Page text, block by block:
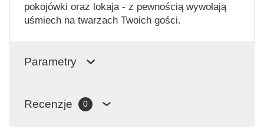
pokojówki oraz lokaja - z pewnością wywołają
uśmiech na twarzach Twoich gości.
Parametry
Recenzje 0